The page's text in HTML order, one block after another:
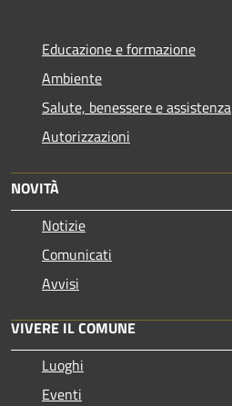
Educazione e formazione
Ambiente
Salute, benessere e assistenza
Autorizzazioni
NOVITÀ
Notizie
Comunicati
Avvisi
VIVERE IL COMUNE
Luoghi
Eventi